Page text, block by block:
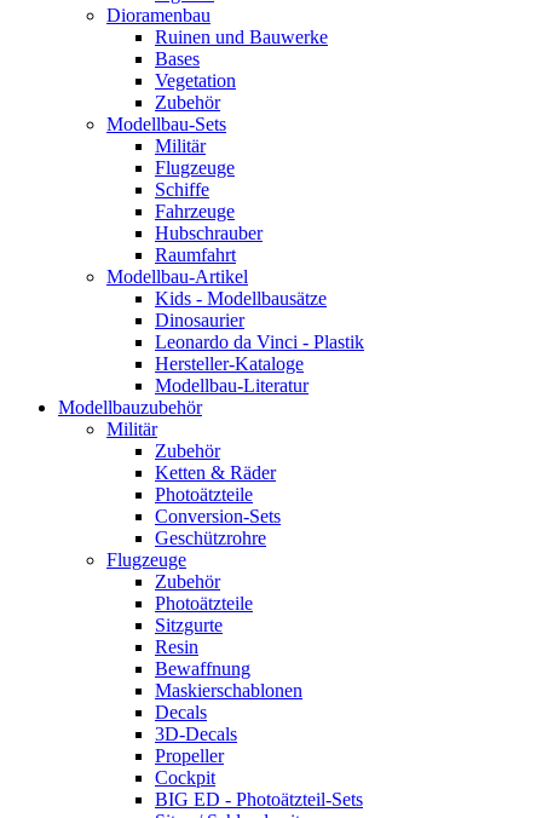
Dioramenbau
Ruinen und Bauwerke
Bases
Vegetation
Zubehör
Modellbau-Sets
Militär
Flugzeuge
Schiffe
Fahrzeuge
Hubschrauber
Raumfahrt
Modellbau-Artikel
Kids - Modellbausätze
Dinosaurier
Leonardo da Vinci - Plastik
Hersteller-Kataloge
Modellbau-Literatur
Modellbauzubehör
Militär
Zubehör
Ketten & Räder
Photoätzteile
Conversion-Sets
Geschützrohre
Flugzeuge
Zubehör
Photoätzteile
Sitzgurte
Resin
Bewaffnung
Maskierschablonen
Decals
3D-Decals
Propeller
Cockpit
BIG ED - Photoätzteil-Sets